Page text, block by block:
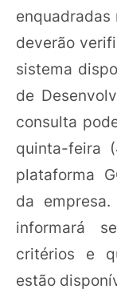
deverão
sistema
de
consulta
quinta-feira
plataforma
da
informará
critérios e
estão